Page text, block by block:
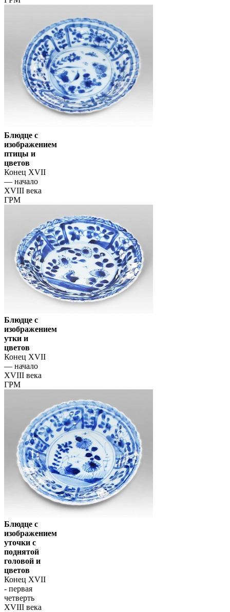
Блюдце с
изображением
птицы и
цветов
Конец XVII
— начало
XVIII века
ГРМ
Блюдце с
изображением
утки и
цветов
Конец XVII
— начало
XVIII века
ГРМ
Блюдце с
изображением
уточки с
поднятой
головой и
цветов
Конец XVII
- первая
четверть
XVIII века